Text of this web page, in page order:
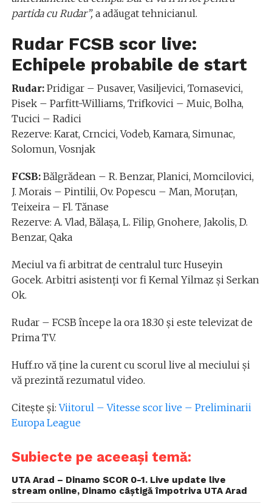
partida cu Rudar”,a adăugat tehnicianul.
Rudar FCSB scor live:
Echipele probabile de start
Rudar:Pridigar – Pusaver, Vasiljevici, Tomasevici,
Pisek – Parfitt-Williams, Trifkovici – Muic, Bolha,
Tucici – Radici
Rezerve: Karat, Crncici, Vodeb, Kamara, Simunac,
Solomun, Vosnjak
FCSB:Bălgrădean – R. Benzar, Planici, Momcilovici,
J. Morais – Pintilii, Ov. Popescu – Man, Moruțan,
Teixeira – Fl. Tănase
Rezerve: A. Vlad, Bălașa, L. Filip, Gnohere, Jakolis, D.
Benzar, Qaka
Meciul va fi arbitrat de centralul turc Huseyin
Gocek. Arbitri asistenţi vor fi Kemal Yilmaz şi Serkan
Ok.
Rudar – FCSB începe la ora 18.30 și este televizat de
Prima TV.
Huff.ro vă ține la curent cu scorul live al meciului și
vă prezintă rezumatul video.
Citește și:Viitorul – Vitesse scor live – Preliminarii
Europa League
Subiecte pe aceeași temă:
UTA Arad – Dinamo SCOR 0-1. Live update live
stream online, Dinamo câștigă împotriva UTA Arad